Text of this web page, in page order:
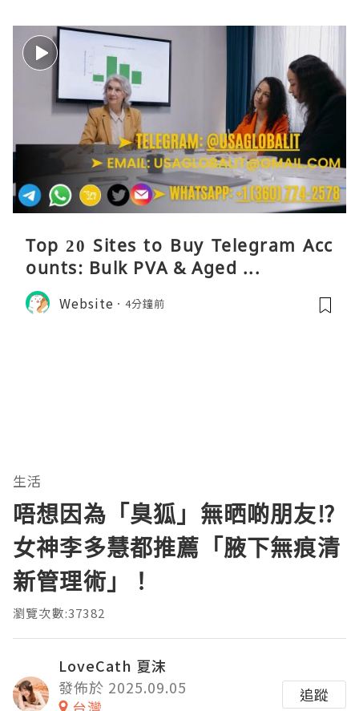
Top 20 Sites to Buy Telegram Acc
ounts: Bulk PVA & Aged ...
Website 4分鐘前
生活
唔想因為「臭狐」無晒啲朋友⁉
女神李多慧都推薦「腋下無痕清
新管理術」！
瀏覽次數:37382
LoveCath 夏沫
發佈於 2025.09.05
追蹤